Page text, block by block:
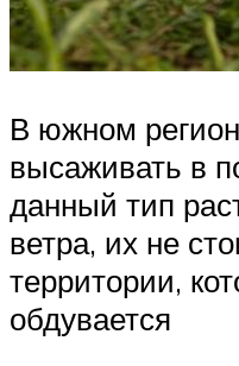
В южном
высаживать в
данный тип
ветра, их не
территории,
обдувается